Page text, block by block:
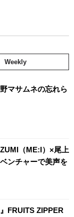
Weekly
マサムネの忘れら
（ME:I）×尾上
ンチャーで美声を
FRUITS ZIPPER